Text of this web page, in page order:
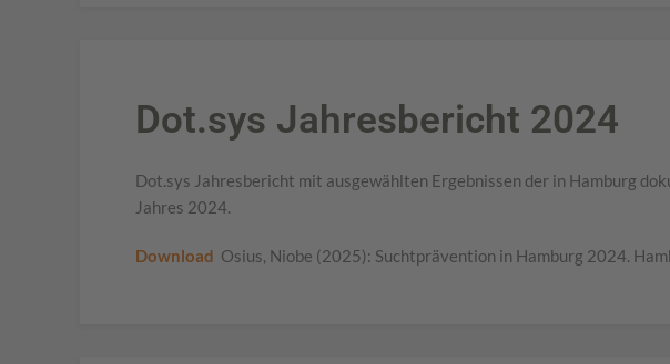
Dot.sys Jahresbericht 2024
Dot.sys Jahresbericht mit ausgewählten Ergebnissen der in Hamburg
Jahres 2024.
Download Osius, Niobe (2025): Suchtprävention in Hamburg 2024.